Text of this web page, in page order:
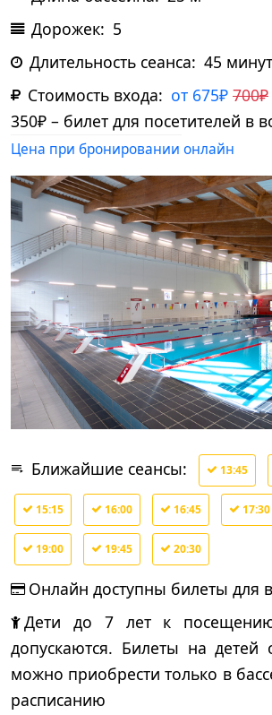
Дорожек: 5
Длительность сеанса: 45 минут
Стоимость входа: от 675₽ 700₽
350₽ – билет для посетителей в
Цена при бронировании онлайн
Ближайшие сеансы: 13:45
15:15 16:00 16:45 17:30
19:00 19:45 20:30
Онлайн доступны билеты для
Дети до 7 летк
допускаются. Билеты надетей
можно приобрести только в
расписанию